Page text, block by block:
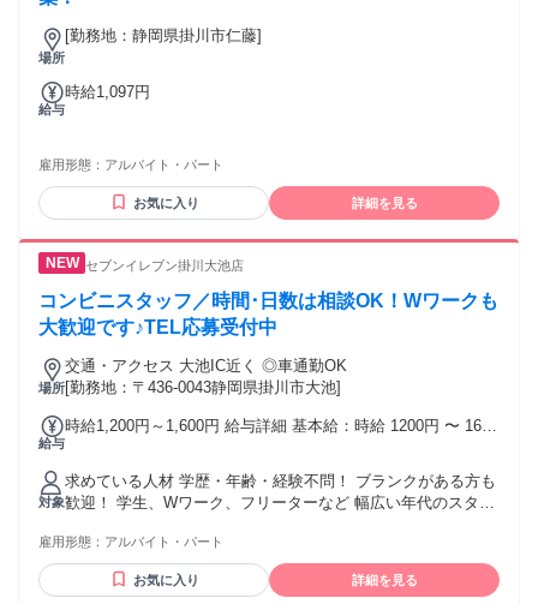
場所
[勤務地：静岡県掛川市仁藤]
給与
時給1,097円
雇用形態： アルバイト・パート
お気に入り 詳細を見る
セブンイレブン掛川大池店
コンビニスタッフ／時間･日数は相談OK！Wワークも
大歓迎です♪TEL応募受付中
場所
交通・アクセス 大池IC近く ◎車通勤OK
[勤務地：〒436-0043静岡県掛川市大池]
給与
時給1,200円～1,600円 給与詳細 基本給：時給 1200円 〜 1600
円 ⭐危険物取扱者(乙4)資格を お持ちの方は時給＋150円！
対象
求めている人材 学歴・年齢・経験不問！ ブランクがある方も
歓迎！ 学生、Wワーク、フリーターなど 幅広い年代のスタッ
＋150円！
雇用形態： アルバイト・パート
お気に入り 詳細を見る